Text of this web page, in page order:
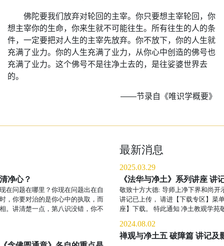
佛陀要我们放弃对轮回的主宰。你只要想主宰轮回，你
想主宰你的生命，你来生就不可能往生。所有往生的人的条
件，一定要把对人生的主宰先放弃。你不放下，你的人生就
充满了业力。你的人生充满了业力，从你心中创造的佛号也
充满了业力。这个佛号不是往净土去的，是往娑婆世界去
的。
——节录自《唯识学概要》
最新消息
2025.03.29
《法华与净土》系列讲座 讲
敬致十方大德: 导师上净下界和尚开
讲记已上传， 请进【下载专区】菜
座】下载。 特此通知 净土教观学苑
2024.08.02
禅观与净土五 破障篇 讲记及
净心？
在问题在哪里？你现在问题出在自
，你要对治的是你心中的执取，而
。讲清楚一点，第八识没错，你不